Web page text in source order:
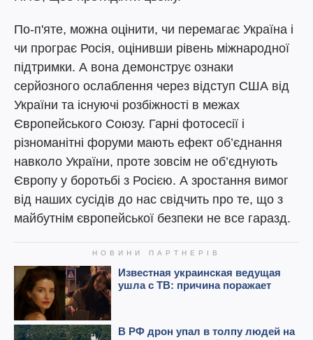
По-п'яте, можна оцінити, чи перемагає Україна і
чи програє Росія, оцінивши рівень міжнародної
підтримки. А вона демонструє ознаки
серйозного ослаблення через відступ США від
України та існуючі розбіжності в межах
Європейського Союзу. Гарні фотосесії і
різноманітні форуми мають ефект об’єднання
навколо України, проте зовсім не об’єднують
Європу у боротьбі з Росією. А зростання вимог
від наших сусідів до нас свідчить про те, що з
майбутнім європейської безпеки не все гаразд.